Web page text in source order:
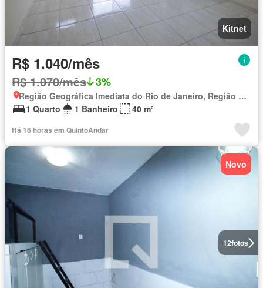
Kitnet
R$ 1.040/mês
R$ 1.070/mês 3%
Região Geográfica Imediata do Rio de Janeiro, Região Metropolitana do Rio de Janeiro
1 Quarto
1 Banheiro 40 m²
Há 16 horas em QuintoAndar
12fotos
Novo